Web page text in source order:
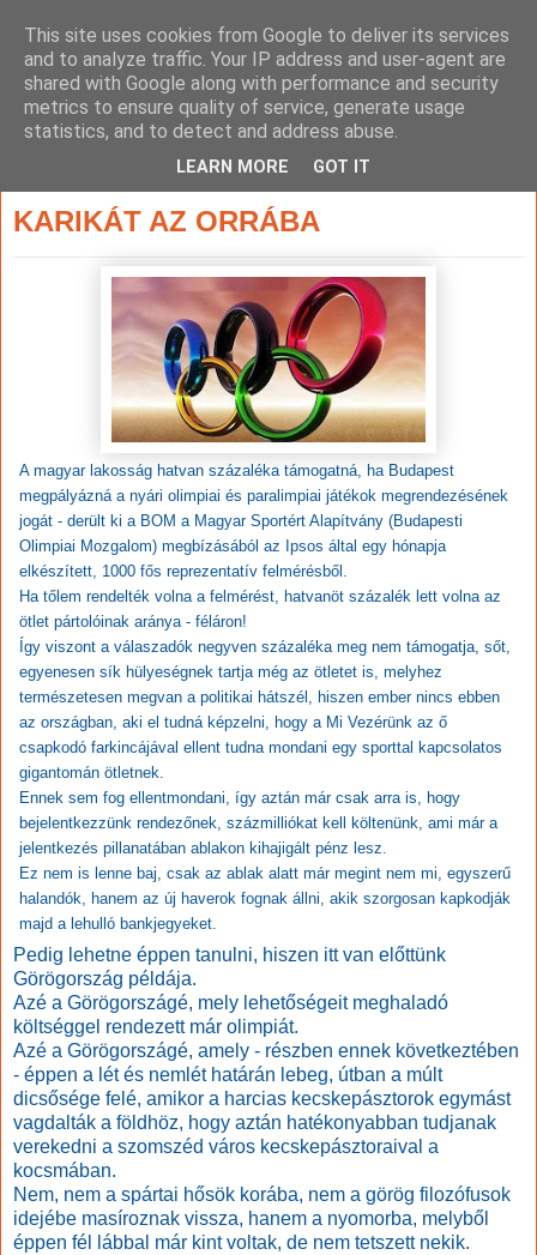
KARIKÁT AZ ORRÁBA
A magyar lakosság hatvan százaléka támogatná, ha Budapest
megpályázná a nyári olimpiai és paralimpiai játékok megrendezésének
jogát - derült ki a BOM a Magyar Sportért Alapítvány (Budapesti
Olimpiai Mozgalom) megbízásából az Ipsos által egy hónapja
elkészített, 1000 fős reprezentatív felmérésből.
Ha tőlem rendelték volna a felmérést, hatvanöt százalék lett volna az
ötlet pártolóinak aránya - féláron!
Így viszont a válaszadók negyven százaléka meg nem támogatja, sőt,
egyenesen sík hülyeségnek tartja még az ötletet is, melyhez
természetesen megvan a politikai hátszél, hiszen ember nincs ebben
az országban, aki el tudná képzelni, hogy a Mi Vezérünk az ő
csapkodó farkincájával ellent tudna mondani egy sporttal kapcsolatos
gigantomán ötletnek.
Ennek sem fog ellentmondani, így aztán már csak arra is, hogy
bejelentkezzünk rendezőnek, százmilliókat kell költenünk, ami már a
jelentkezés pillanatában ablakon kihajigált pénz lesz.
Ez nem is lenne baj, csak az ablak alatt már megint nem mi, egyszerű
halandók, hanem az új haverok fognak állni, akik szorgosan kapkodják
majd a lehulló bankjegyeket.
Pedig lehetne éppen tanulni, hiszen itt van előttünk
Görögország példája.
Azé a Görögországé, mely lehetőségeit meghaladó
költséggel rendezett már olimpiát.
Azé a Görögországé, amely - részben ennek következtében
- éppen a lét és nemlét határán lebeg, útban a múlt
dicsősége felé, amikor a harcias kecskepásztorok egymást
vagdalták a földhöz, hogy aztán hatékonyabban tudjanak
verekedni a szomszéd város kecskepásztoraival a
kocsmában.
Nem, nem a spártai hősök korába, nem a görög filozófusok
idejébe masíroznak vissza, hanem a nyomorba, melyből
éppen fél lábbal már kint voltak, de nem tetszett nekik.
This site uses cookies from Google to deliver its services
and to analyze traffic. Your IP address and user-agent are
shared with Google along with performance and security
metrics to ensure quality of service, generate usage
statistics, and to detect and address abuse.
LEARN MORE GOT IT